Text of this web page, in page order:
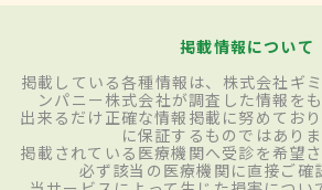
掲載情報について
掲載している各種情報は、株式会社ギ
ンパニー株式会社が調査した情報を
出来るだけ正確な情報掲載に努めてお
に保証するものではありま
掲載されている医療機関へ受診を希望
必ず該当の医療機関に直接ご確